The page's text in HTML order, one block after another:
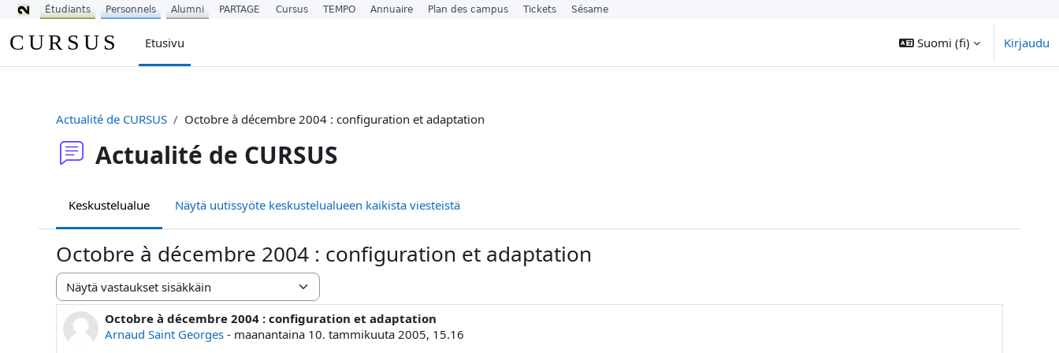
CURSUS Etusivu Suomi ‎(fi)‎ Kirjaudu
Actualité de CURSUS Octobre à décembre 2004 : configuration et adaptation
Actualité de CURSUS
Keskustelualue Näytä uutissyöte keskustelualueen kaikista viesteistä
Octobre à décembre 2004 : configuration et adaptation
Näytön tila
Octobre à décembre 2004 : configuration et adaptation
Arnaud Saint Georges - maanantaina 10. tammikuuta 2005, 15.16
Vastausten määrä: 0
Étudiants Personnels Alumni PARTAGE Cursus TEMPO Annuaire Plan des campus Tickets Sésame